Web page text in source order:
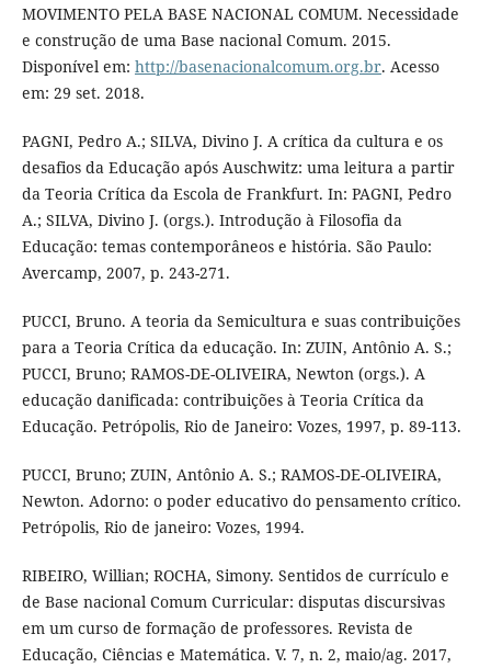
MOVIMENTO PELA BASE NACIONAL COMUM. Necessidade
e construção de uma Base nacional Comum. 2015.
Disponível em: http://basenacionalcomum.org.br. Acesso
em: 29 set. 2018.
PAGNI, Pedro A.; SILVA, Divino J. A crítica da cultura e os
desafios da Educação após Auschwitz: uma leitura a partir
da Teoria Crítica da Escola de Frankfurt. In: PAGNI, Pedro
A.; SILVA, Divino J. (orgs.). Introdução à Filosofia da
Educação: temas contemporâneos e história. São Paulo:
Avercamp, 2007, p. 243-271.
PUCCI, Bruno. A teoria da Semicultura e suas contribuições
para a Teoria Crítica da educação. In: ZUIN, Antônio A. S.;
PUCCI, Bruno; RAMOS-DE-OLIVEIRA, Newton (orgs.). A
educação danificada: contribuições à Teoria Crítica da
Educação. Petrópolis, Rio de Janeiro: Vozes, 1997, p. 89-113.
PUCCI, Bruno; ZUIN, Antônio A. S.; RAMOS-DE-OLIVEIRA,
Newton. Adorno: o poder educativo do pensamento crítico.
Petrópolis, Rio de janeiro: Vozes, 1994.
RIBEIRO, Willian; ROCHA, Simony. Sentidos de currículo e
de Base nacional Comum Curricular: disputas discursivas
em um curso de formação de professores. Revista de
Educação, Ciências e Matemática. V. 7, n. 2, maio/ag. 2017,